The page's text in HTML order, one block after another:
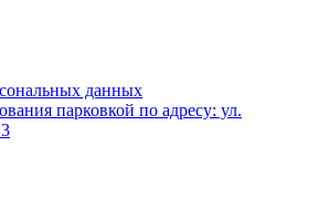
данных
парковкой по адресу: ул.